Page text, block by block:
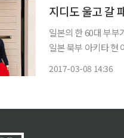
일본의 한 60대 부
일본 북부 아키타 현
2017-03-08 14:36